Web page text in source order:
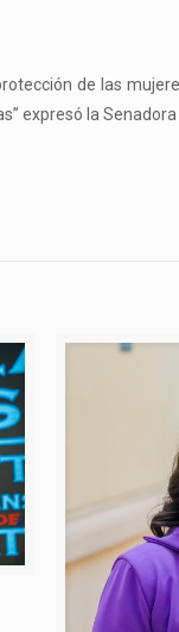
de las
expresó la